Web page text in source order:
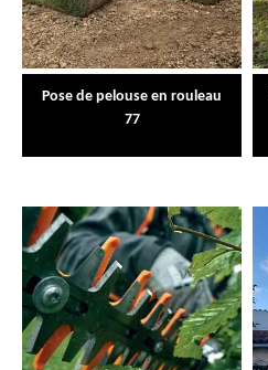
Pose de pelouse en rouleau
77